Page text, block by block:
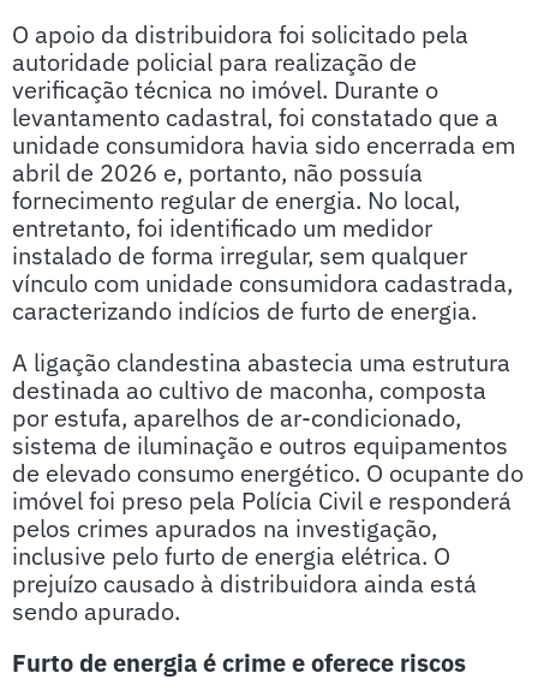
O apoio da distribuidora foi solicitado pela
autoridade policial para realização de
verificação técnica no imóvel. Durante o
levantamento cadastral, foi constatado que a
unidade consumidora havia sido encerrada em
abril de 2026 e, portanto, não possuía
fornecimento regular de energia. No local,
entretanto, foi identificado um medidor
instalado de forma irregular, sem qualquer
vínculo com unidade consumidora cadastrada,
caracterizando indícios de furto de energia.
A ligação clandestina abastecia uma estrutura
destinada ao cultivo de maconha, composta
por estufa, aparelhos de ar-condicionado,
sistema de iluminação e outros equipamentos
de elevado consumo energético. O ocupante do
imóvel foi preso pela Polícia Civil e responderá
pelos crimes apurados na investigação,
inclusive pelo furto de energia elétrica. O
prejuízo causado à distribuidora ainda está
sendo apurado.
Furto de energia é crime e oferece riscos